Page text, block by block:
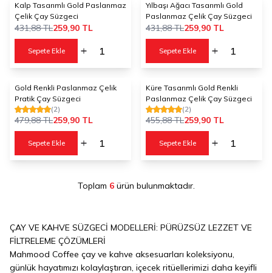
% 40
Kalp Tasarımlı Gold Paslanmaz
Çelik Çay Süzgeci
431,88TL259,90 TL
Sepete Ekle
%
Yılbaşı Ağacı Tasarımlı Gold
Paslanmaz Çelik Çay Süzgeci
431,88TL259,90 TL
Sepete Ekle
% 46
Gold Renkli Paslanmaz Çelik
Pratik Çay Süzgeci
(2)
479,88TL259,90 TL
Sepete Ekle
%
Küre Tasarımlı Gold Renkli
Paslanmaz Çelik Çay Süzgeci
(2)
455,88TL259,90 TL
Sepete Ekle
Toplam 6ürün bulunmaktadır.
ÇAY VE KAHVE SÜZGECİ MODELLERİ: PÜRÜZSÜZ LEZZET VE
FİLTRELEME ÇÖZÜMLERİ
Mahmood Coffee çay ve kahve aksesuarları koleksiyonu,
günlük hayatımızı kolaylaştıran, içecek ritüellerimizi daha keyifli